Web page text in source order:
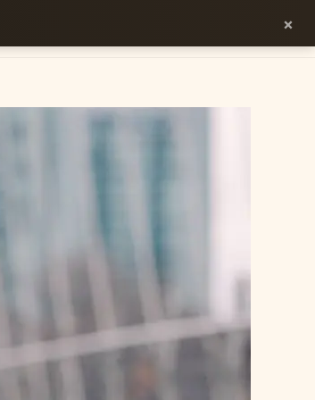
×